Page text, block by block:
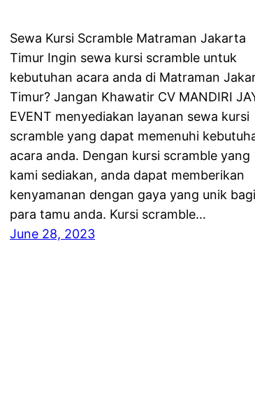
Sewa Kursi Scramble Matraman Jakarta
Timur Ingin sewa kursi scramble untuk
kebutuhan acara anda di Matraman
Timur? Jangan Khawatir CV MANDIRI
EVENT menyediakan layanan sewa kursi
scramble yang dapat memenuhi
acara anda. Dengan kursi scramble yang
kami sediakan, anda dapat memberikan
kenyamanan dengan gaya yang unik bagi
para tamu anda. Kursi scramble…
June 28, 2023